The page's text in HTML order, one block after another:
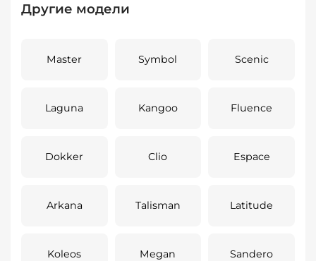
Другие модели
Master Symbol Scenic
Laguna Kangoo Fluence
Dokker Clio Espace
Arkana Talisman Latitude
Koleos Megan Sandero